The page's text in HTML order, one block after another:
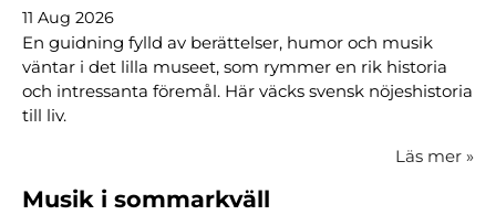
11 Aug 2026
En guidning fylld av berättelser, humor och musik
väntar i det lilla museet, som rymmer en rik historia
och intressanta föremål. Här väcks svensk nöjeshistoria
till liv.
Läs mer »
Musik i sommarkväll